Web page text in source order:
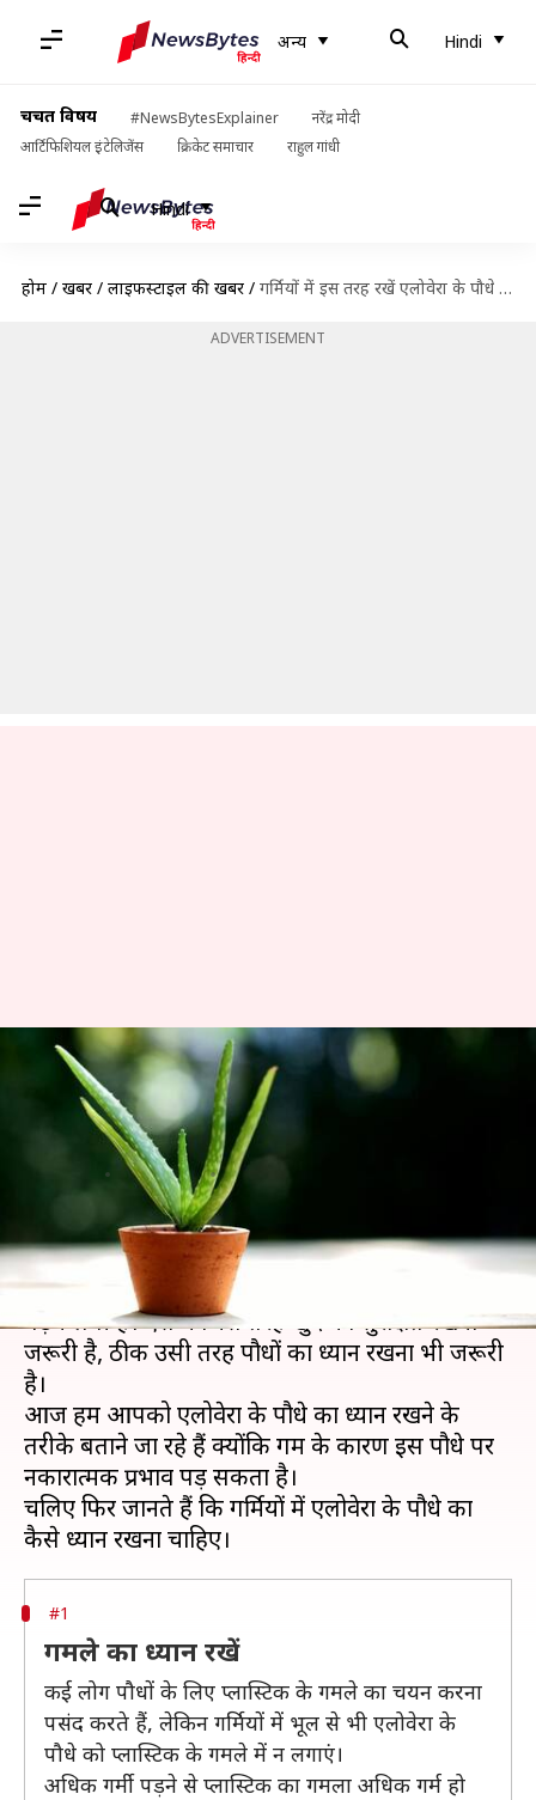
अन्य Hindi
चर्चित विषय #NewsBytesExplainer
नरेंद्र मोदी
आर्टिफिशियल इंटेलिजेंस
क्रिकेट समाचार राहुल गांधी
Hindi
होम / खबरें / लाइफस्टाइल की खबरें / गर्मियों में इस तरह रखें एलोवेरा के पौधे का ध्यान, नहीं होगा कोई नुकसान
ADVERTISEMENT
गर्मियों में इस तरह रखें एलोवेरा के
पौधे का ध्यान, नहीं होगा कोई
नुकसान
Apr 14, 2021 09:00 pm
क्या है खबर?
मौसम का मिजाज धीरे-धीरे बदलता जा रहा है और गर्मी
बढ़ने लगी है। ऐसे में जिस तरह खुद को सुरक्षित रखना
जरूरी है, ठीक उसी तरह पौधों का ध्यान रखना भी जरूरी
है।
आज हम आपको एलोवेरा के पौधे का ध्यान रखने के
तरीके बताने जा रहे हैं क्योंकि गर्मी के कारण इस पौधे पर
नकारात्मक प्रभाव पड़ सकता है।
चलिए फिर जानते हैं कि गर्मियों में एलोवेरा के पौधे का
#1
गमले का ध्यान रखें
कई लोग पौधों के लिए प्लास्टिक के गमले का चयन करना
पसंद करते हैं, लेकिन गर्मियों में भूल से भी एलोवेरा के
पौधे को प्लास्टिक के गमले में न लगाएं।
अधिक गर्मी पड़ने से प्लास्टिक का गमला अधिक गर्म हो